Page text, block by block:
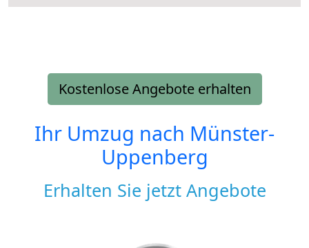
Kostenlose Angebote erhalten
Ihr Umzug nach Münster-
Uppenberg
Erhalten Sie jetzt Angebote